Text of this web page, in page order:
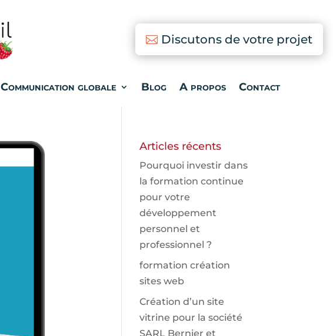
Discutons de votre projet
Communication globale Blog A propos Contact
Articles récents
Pourquoi investir dans
la formation continue
pour votre
développement
personnel et
professionnel ?
formation création
sites web
Création d’un site
vitrine pour la société
SARL Bernier et